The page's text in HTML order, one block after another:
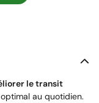
le transit
optimal au quotidien.